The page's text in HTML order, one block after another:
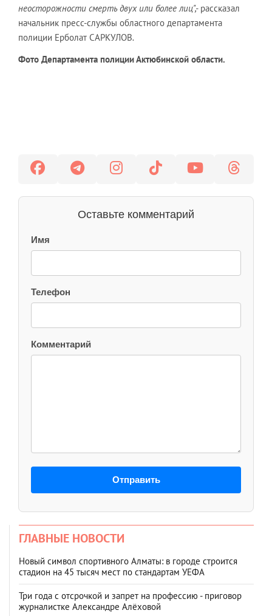
неосторожности смерть двух или более лиц",- рассказал
начальник пресс-службы областного департамента
полиции Ерболат САРКУЛОВ.
Фото Департамента полиции Актюбинской области.
Оставьте комментарий
Имя
Телефон
Комментарий
Отправить
ГЛАВНЫЕ НОВОСТИ
Новый символ спортивного Алматы: в городе строится
стадион на 45 тысяч мест по стандартам УЕФА
Три года с отсрочкой и запрет на профессию - приговор
журналистке Александре Алёховой